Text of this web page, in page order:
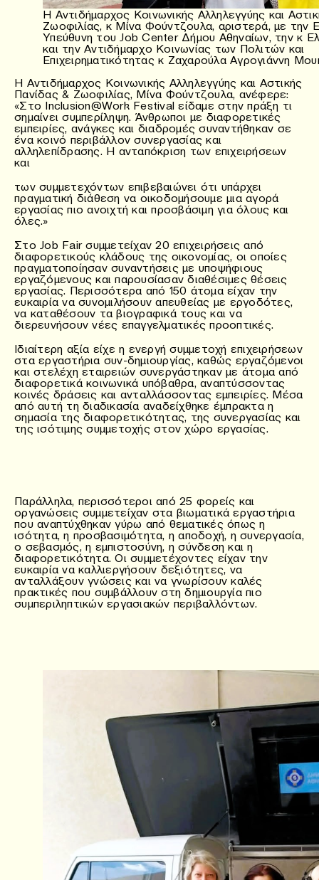
Η Αντιδήμαρχος Κοινωνικής Αλληλεγγύης και
Ζωοφιλίας, κ Μίνα Φούντζουλα, αριστερά, με την
Υπεύθυνη του Job Center Δήμου Αθηναίων, την κ
και την Αντιδήμαρχο Κοινωνίας των Πολιτών και
Επιχειρηματικότητας κ Ζαχαρούλα Αγρογιάννη
Η Αντιδήμαρχος Κοινωνικής Αλληλεγγύης και Αστικής
Πανίδας & Ζωοφιλίας, Μίνα Φούντζουλα, ανέφερε:
«Στο Inclusion@Work Festival είδαμε στην πράξη τι
σημαίνει συμπερίληψη. Άνθρωποι με διαφορετικές
εμπειρίες, ανάγκες και διαδρομές συναντήθηκαν σε
ένα κοινό περιβάλλον συνεργασίας και
αλληλεπίδρασης. Η ανταπόκριση των επιχειρήσεων
και
των συμμετεχόντων επιβεβαιώνει ότι υπάρχει
πραγματική διάθεση να οικοδομήσουμε μια αγορά
εργασίας πιο ανοιχτή και προσβάσιμη για όλους και
όλες.»
Στο Job Fair συμμετείχαν 20 επιχειρήσεις από
διαφορετικούς κλάδους της οικονομίας, οι οποίες
πραγματοποίησαν συναντήσεις με υποψήφιους
εργαζόμενους και παρουσίασαν διαθέσιμες θέσεις
εργασίας. Περισσότερα από 150 άτομα είχαν την
ευκαιρία να συνομιλήσουν απευθείας με εργοδότες,
να καταθέσουν τα βιογραφικά τους και να
διερευνήσουν νέες επαγγελματικές προοπτικές.
Ιδιαίτερη αξία είχε η ενεργή συμμετοχή επιχειρήσεων
στα εργαστήρια συν-δημιουργίας, καθώς εργαζόμενοι
και στελέχη εταιρειών συνεργάστηκαν με άτομα από
διαφορετικά κοινωνικά υπόβαθρα, αναπτύσσοντας
κοινές δράσεις και ανταλλάσσοντας εμπειρίες. Μέσα
από αυτή τη διαδικασία αναδείχθηκε έμπρακτα η
σημασία της διαφορετικότητας, της συνεργασίας και
της ισότιμης συμμετοχής στον χώρο εργασίας.
Παράλληλα, περισσότεροι από 25 φορείς και
οργανώσεις συμμετείχαν στα βιωματικά εργαστήρια
που αναπτύχθηκαν γύρω από θεματικές όπως η
ισότητα, η προσβασιμότητα, η αποδοχή, η συνεργασία,
ο σεβασμός, η εμπιστοσύνη, η σύνδεση και η
διαφορετικότητα. Οι συμμετέχοντες είχαν την
ευκαιρία να καλλιεργήσουν δεξιότητες, να
ανταλλάξουν γνώσεις και να γνωρίσουν καλές
πρακτικές που συμβάλλουν στη δημιουργία πιο
συμπεριληπτικών εργασιακών περιβαλλόντων.